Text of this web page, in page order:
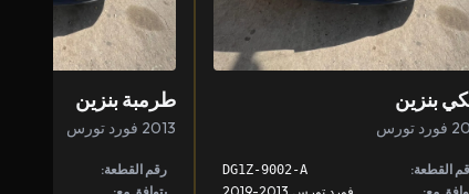
بنزين
تورس
القطعة: DG1Z-9002-A
طرمبة بنزين
2013 فورد تورس
رقم القطعة: